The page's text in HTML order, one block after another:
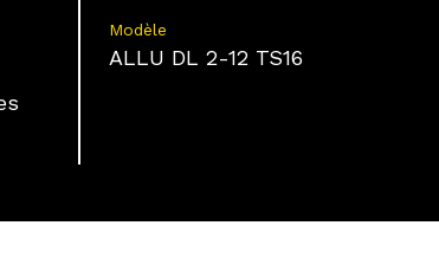
Identifier les appareils à partir des informations
Modèle
ALLU DL 2-12 TS16